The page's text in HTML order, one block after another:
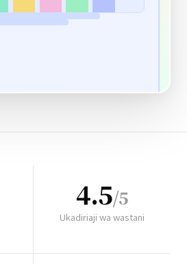
4.5/5
Ukadiriaji wa wastani